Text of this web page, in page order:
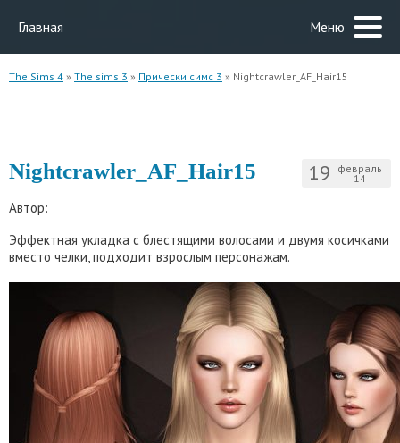
Главная Меню
The Sims 4 » The sims 3 » Прически симс 3 » Nightcrawler_AF_Hair15
19 февраль
14
Nightcrawler_AF_Hair15
Автор:
Эффектная укладка с блестящими волосами и двумя косичками
вместо челки, подходит взрослым персонажам.